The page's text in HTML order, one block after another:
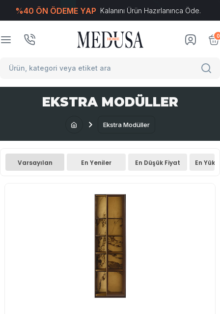
%40 ÖN ÖDEME YAP Kalanını Ürün Hazırlanınca Öde.
0
EKSTRA MODÜLLER
Ekstra Modüller
Varsayılan En Yeniler En Düşük Fiyat En
T-Soft E-Ticaret Sistemleriyle Hazırlanmıştır.